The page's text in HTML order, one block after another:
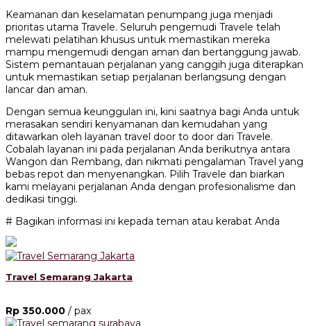
Keamanan dan keselamatan penumpang juga menjadi
prioritas utama Travele. Seluruh pengemudi Travele telah
melewati pelatihan khusus untuk memastikan mereka
mampu mengemudi dengan aman dan bertanggung jawab.
Sistem pemantauan perjalanan yang canggih juga diterapkan
untuk memastikan setiap perjalanan berlangsung dengan
lancar dan aman.
Dengan semua keunggulan ini, kini saatnya bagi Anda untuk
merasakan sendiri kenyamanan dan kemudahan yang
ditawarkan oleh layanan travel door to door dari Travele.
Cobalah layanan ini pada perjalanan Anda berikutnya antara
Wangon dan Rembang, dan nikmati pengalaman Travel yang
bebas repot dan menyenangkan. Pilih Travele dan biarkan
kami melayani perjalanan Anda dengan profesionalisme dan
dedikasi tinggi.
# Bagikan informasi ini kepada teman atau kerabat Anda
Travel Semarang Jakarta
Rp 350.000 / pax